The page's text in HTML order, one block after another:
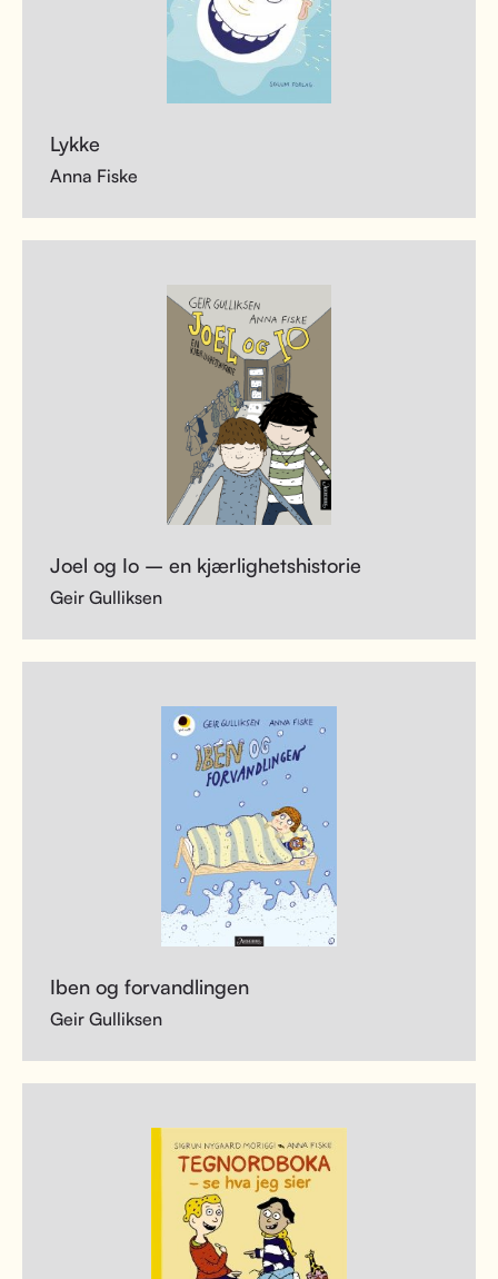
Lykke
Anna Fiske
Joel og Io – en kjærlighetshistorie
Geir Gulliksen
Iben og forvandlingen
Geir Gulliksen